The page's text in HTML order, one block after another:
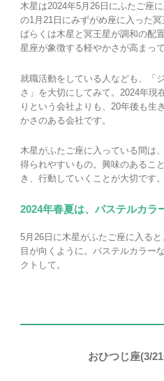
木星は2024年5月26日にふたご座
の1月21日にみずがめ座に入った
ばらくは木星と冥王星が調和の配
星座が象徴する軽やかさが高まっ
就職活動をしている人なども、「
さ」を大切にしてみて。2024年現
りという会社よりも、20年後も生
かさのある会社です。
木星がふたご座に入っている間は
得られやすいもの。興味のあるこ
き、行動していくことが大切です。
2024年春夏は、パステルカラ
5月26日に木星がふたご座に入る
目が向くように。パステルカラー
クトして。
おひつじ座(3/